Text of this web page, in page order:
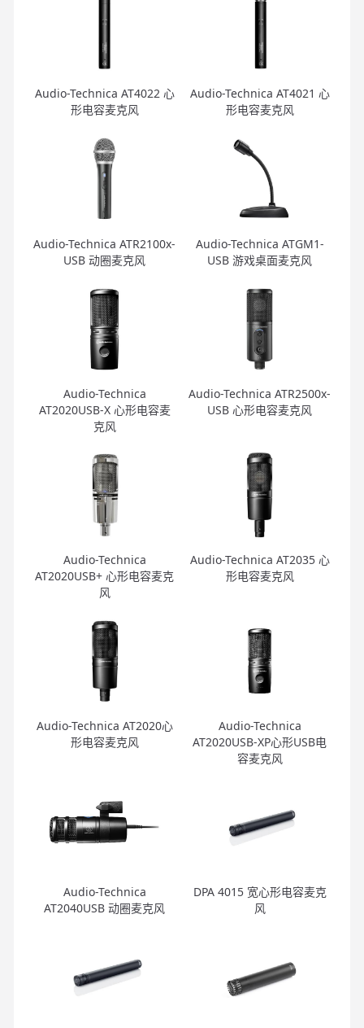
Audio-Technica AT4022 心
形电容麦克风
Audio-Technica AT4021 心
形电容麦克风
Audio-Technica ATR2100x-
USB 动圈麦克风
Audio-Technica ATGM1-
USB 游戏桌面麦克风
Audio-Technica
AT2020USB-X 心形电容麦
克风
Audio-Technica ATR2500x-
USB 心形电容麦克风
Audio-Technica
AT2020USB+ 心形电容麦克
风
Audio-Technica AT2035 心
形电容麦克风
Audio-Technica AT2020心
形电容麦克风
Audio-Technica
AT2020USB-XP心形USB电
容麦克风
Audio-Technica
AT2040USB 动圈麦克风
DPA 4015 宽心形电容麦克
风